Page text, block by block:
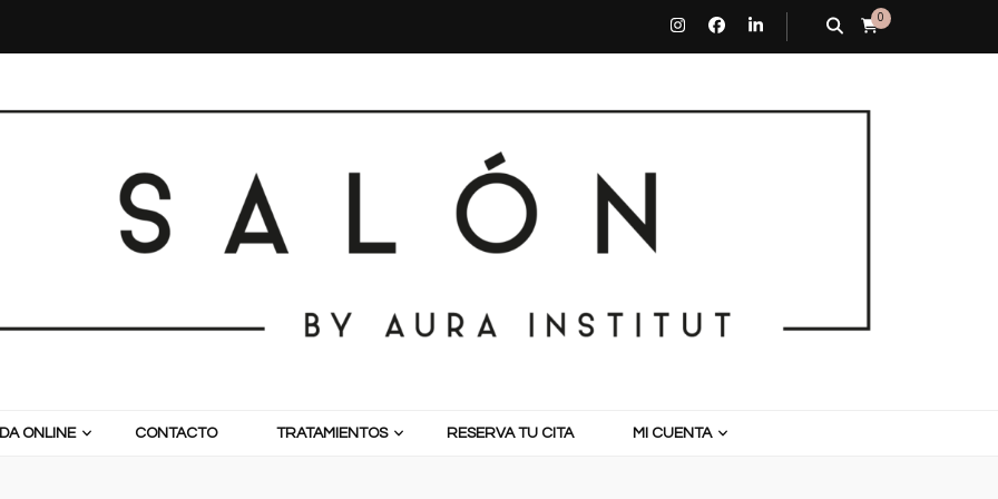
0
ONLINE CONTACTO TRATAMIENTOS RESERVA TU CITA MI CUENTA